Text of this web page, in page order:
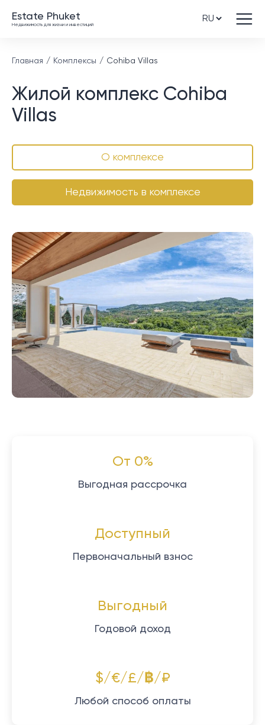
Estate Phuket
Недвижимость для жизни и инвестиций
Главная Комплексы Cohiba Villas
Жилой комплекс Cohiba
Villas
О комплексе
Недвижимость в комплексе
От 0%
Выгодная рассрочка
Доступный
Первоначальный взнос
Выгодный
Годовой доход
$/€/£/฿/₽
Любой способ оплаты